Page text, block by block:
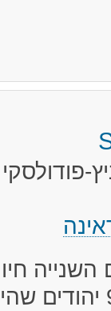
פודולסקי
חיו